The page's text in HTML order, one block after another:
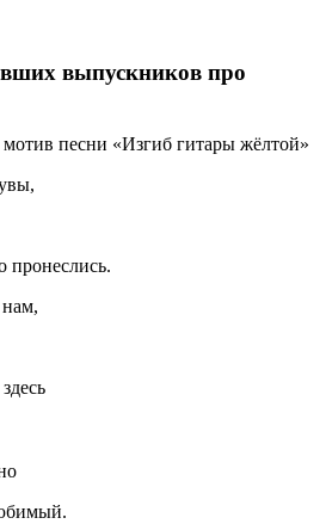
выпускников про
мотив песни «Изгиб гитары жёлтой»
пронеслись.
нам,